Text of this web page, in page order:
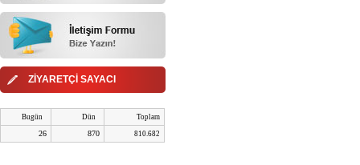
ZİYARETÇİ SAYACI
Bugün Dün Toplam
26 870 810.682